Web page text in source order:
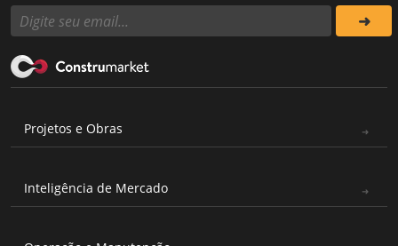
Projetos e Obras
Inteligência de Mercado